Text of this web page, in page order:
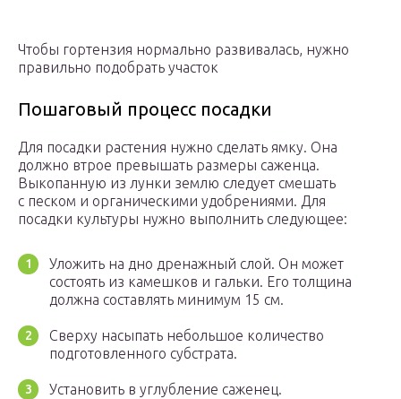
Чтобы гортензия нормально развивалась, нужно
правильно подобрать участок
Пошаговый процесс посадки
Для посадки растения нужно сделать ямку. Она
должно втрое превышать размеры саженца.
Выкопанную из лунки землю следует смешать
с песком и органическими удобрениями. Для
посадки культуры нужно выполнить следующее:
Уложить на дно дренажный слой. Он может
состоять из камешков и гальки. Его толщина
должна составлять минимум 15 см.
Сверху насыпать небольшое количество
подготовленного субстрата.
Установить в углубление саженец.